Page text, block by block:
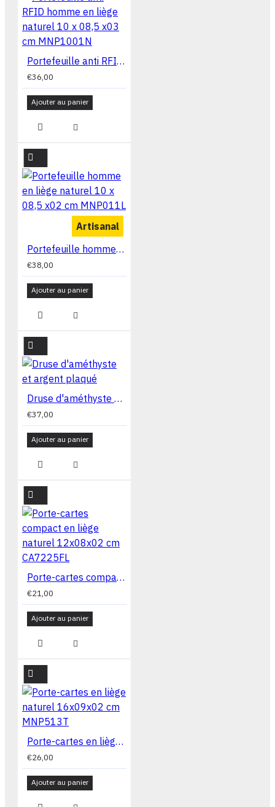
Portefeuille anti RFID homme en liège naturel 10 x 08,5 x03 cm MNP1001N
€36,00
Ajouter au panier
Artisanal
Portefeuille homme en liège naturel 10 x 08,5 x02 cm MNP011L
€38,00
Ajouter au panier
Druse d'améthyste et argent plaqué
€37,00
Ajouter au panier
Porte-cartes compact en liège naturel 12x08x02 cm CA7225FL
€21,00
Ajouter au panier
Porte-cartes en liège naturel 16x09x02 cm MNP513T
€26,00
Ajouter au panier